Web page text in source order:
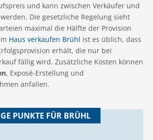
und kann zwischen Verkäufer und
Die gesetzliche Regelung sieht
maximal die Hälfte der Provision
Haus verkaufen Brühl ist es üblich, dass
erhält, die nur bei
fällig wird. Zusätzliche Kosten können
, Exposé-Erstellung und
anfallen.
PUNKTE FÜR BRÜHL